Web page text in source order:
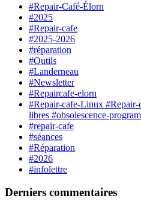
#Repair-Café-Élorn
#2025
#Repair-cafe
#2025-2026
#réparation
#Outils
#Landerneau
#Newsletter
#Repaircafe-elorn
#Repair-cafe-Linux
libres #obsolescence-
#repair-cafe
#séances
#Réparation
#2026
#infolettre
Derniers commentaires